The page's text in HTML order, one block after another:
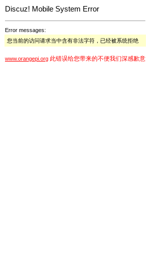
Discuz! Mobile System Error
Error messages:
您当前的访问请求当中含有非法字符，已经被系统拒绝
www.orangepi.org 此错误给您带来的不便我们深感歉意